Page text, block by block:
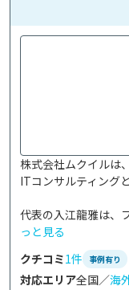
株式会社ムクイルは
ITコンサルティング
代表の入江龍雅は、
っと見る
クチコミ1件 事例有り
対応エリア全国／海